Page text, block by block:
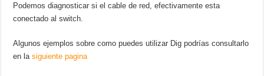
Podemos diagnosticar si el cable de red, efectivamente esta
conectado al switch.
Algunos ejemplos sobre como puedes utilizar Dig podrías consultarlo
en lasiguiente pagina